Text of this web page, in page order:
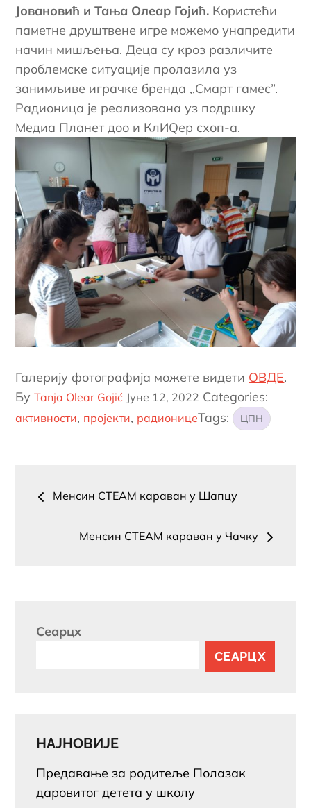
Јовановић и Тања Олеар Гојић. Користећи
паметне друштвене игре можемо унапредити
начин мишљења. Деца су кроз различите
проблемске ситуације пролазила уз
занимљиве играчке бренда ,,Смарт гамес”.
Радионица је реализована уз подршку
Медиа Планет доо и КлИQер схоп-а.
Галерију фотографија можете видети ОВДЕ.
БyTanja Olear Gojić Постед
он
Јуне 12, 2022 Categories:
активности, пројекти, радионицеTags: ЦПН
Пост
навигатион
Менсин СТЕАМ караван у Шапцу
Менсин СТЕАМ караван у Чачку
Сеарцх
СЕАРЦХ
НАЈНОВИЈЕ
Предавање за родитеље Полазак
даровитог детета у школу